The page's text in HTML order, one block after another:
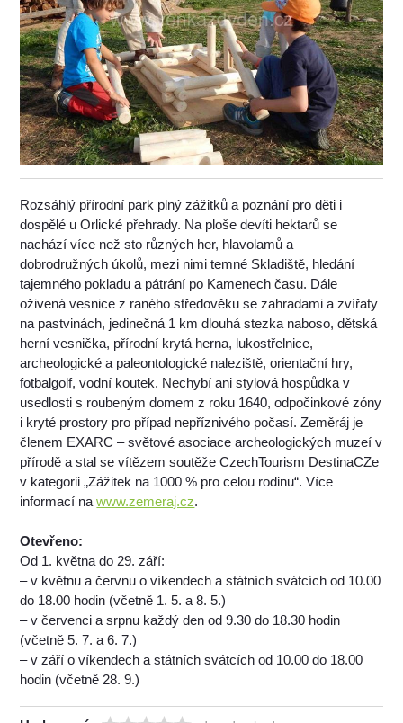
Rozsáhlý přírodní park plný zážitků a poznání pro děti i
dospělé u Orlické přehrady. Na ploše devíti hektarů se
nachází více než sto různých her, hlavolamů a
dobrodružných úkolů, mezi nimi temné Skladiště, hledání
tajemného pokladu a pátrání po Kamenech času. Dále
oživená vesnice z raného středověku se zahradami a zvířaty
na pastvinách, jedinečná 1 km dlouhá stezka naboso, dětská
herní vesnička, přírodní krytá herna, lukostřelnice,
archeologické a paleontologické naleziště, orientační hry,
fotbalgolf, vodní koutek. Nechybí ani stylová hospůdka v
usedlosti s roubeným domem z roku 1640, odpočinkové zóny
i kryté prostory pro případ nepříznivého počasí. Zeměráj je
členem EXARC – světové asociace archeologických muzeí v
přírodě a stal se vítězem soutěže CzechTourism DestinaCZe
v kategorii „Zážitek na 1000 % pro celou rodinu“. Více
informací nawww.zemeraj.cz.
Otevřeno:
Od 1. května do 29. září:
– v květnu a červnu o víkendech a státních svátcích od 10.00
do 18.00 hodin (včetně 1. 5. a 8. 5.)
– v červenci a srpnu každý den od 9.30 do 18.30 hodin
(včetně 5. 7. a 6. 7.)
– v září o víkendech a státních svátcích od 10.00 do 18.00
hodin (včetně 28. 9.)